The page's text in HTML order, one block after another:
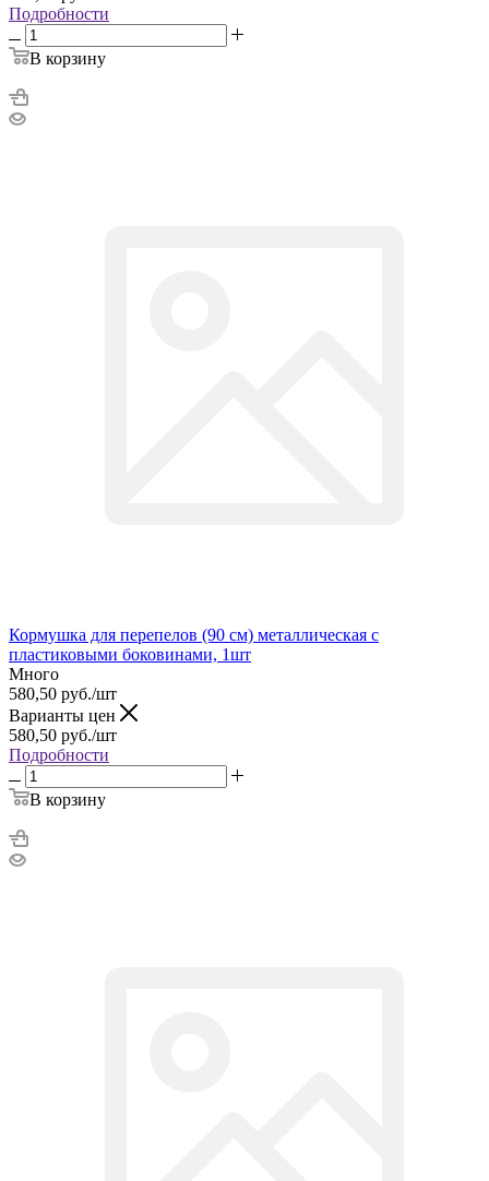
Подробности
В корзину
Кормушка для перепелов (90 см) металлическая с
пластиковыми боковинами, 1шт
Много
580,50 руб./шт
Варианты цен
580,50 руб./шт
Подробности
В корзину